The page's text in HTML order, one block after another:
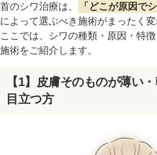
首のシワ治療は、
「どこが原因で
によって選ぶべき施術がまったく変
ここでは、シワの種類・原因・特
施術をご紹介します。
【1】皮膚そのものが薄い
目立つ方